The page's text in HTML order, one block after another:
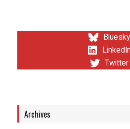
Bluesky
LinkedIn
Twitter
Archives